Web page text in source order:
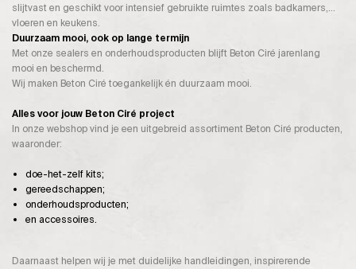
slijtvast en geschikt voor intensief gebruikte ruimtes zoals badkamers,
vloeren en keukens.
Duurzaam mooi, ook op lange termijn
Met onze sealers en onderhoudsproducten blijft Beton Ciré jarenlang
mooi en beschermd.
Wij maken Beton Ciré toegankelijk én duurzaam mooi.
Alles voor jouw Beton Ciré project
In onze webshop vind je een uitgebreid assortiment Beton Ciré producten,
waaronder:
doe-het-zelf kits;
gereedschappen;
onderhoudsproducten;
en accessoires.
Daarnaast helpen wij je met duidelijke handleidingen, inspirerende